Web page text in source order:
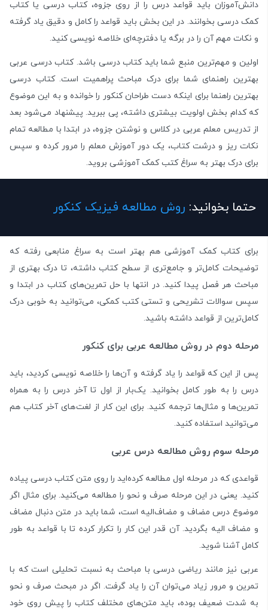
دانش‌آموزان باید قواعد درس را از روی جزوه، کتاب درسی یا کتاب
کمک درسی بخوانند. در این بخش باید قواعد را کامل و دقیق یاد گرفته
و نکات مهم آن را در برگه یا دفترچه‌ای خلاصه نویسی کنید.
اولین و مهم‌ترین منبع شما باید کتاب درسی باشد. کتاب درسی عربی
بهترین راهنمای شما برای درک مباحث پراهمیت است. کتاب درسی
بهترین راهنما برای اینکه دست طراحان کنکور را خوانده و به این موضوع
که کدام بخش اولویت بیشتری داشته، پی ببرید. پیشنهاد می‌شود بعد
از تدریس معلم عربی در کلاس و نوشتن جزوه، در ابتدا با مطالعه تمام
نکات ریز و درشت کتاب، یک دور آموزش معلم را مرور کرده و سپس
برای درک بهتر به سراغ کتب کمک آموزشی بروید.
حتما بخوانید: روش مطالعه فیزیک کنکور
برای کتاب کمک آموزشی هم بهتر است به سراغ منابعی رفته که
توضیحات کامل‌تر و جامع‌تری از سطح کتاب داشته، تا درک بهتری از
مباحث هر فصل پیدا کنید. در انتها با حل تمرین‌های کتاب در ابتدا و
سپس سوالات تشریحی و تستی کتب کمکی، می‌توانید به خوبی درک
کامل‌ترین از قواعد داشته باشید.
مرحله دوم در روش مطالعه عربی برای کنکور
پس از این که قواعد را یاد گرفته و آن‌ها را خلاصه نویسی کردید، باید
درس را به طور کامل بخوانید. یک‌بار از اول تا آخر درس را به همراه
تمرین‌ها و مثال‌ها ترجمه کنید. برای این کار از لغت‌های آخر کتاب هم
می‌توانید استفاده کنید.
مرحله سوم روش مطالعه درس عربی
قواعدی که در مرحله اول مطالعه کرده‌اید را روی متن کتاب درسی پیاده
کنید. یعنی در این مرحله صرف و نحو را مطالعه می‌کنید. برای مثال اگر
موضوع درس مضاف و مضاف‌الیه است، شما باید در متن دنبال مضاف
و مضاف الیه بگردید. آن قدر این کار را تکرار کرده تا با قواعد به طور
کامل آشنا شوید.
عربی نیز مانند ریاضی درسی با مباحث به نسبت تحلیلی است که با
تمرین و مرور زیاد می‌توان آن را یاد گرفت. اگر در مبحث صرف و نحو
به شدت ضعیف بوده، باید متن‌های مختلف کتاب را پیش روی خود